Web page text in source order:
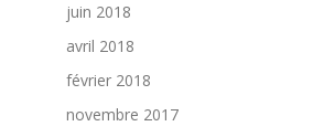
juin 2018
avril 2018
février 2018
novembre 2017